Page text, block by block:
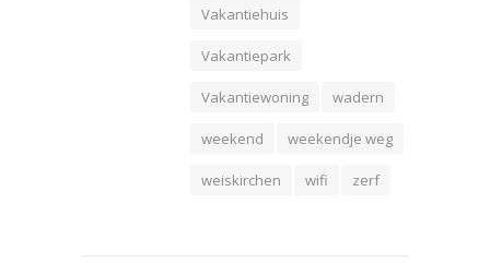
Vakantiehuis
Vakantiepark
Vakantiewoning wadern
weekend weekendje weg
weiskirchen wifi zerf